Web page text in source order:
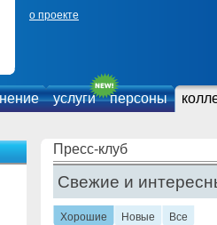
о проекте
услуги персоны
Пресс-клуб
Свежие и
Хорошие Новые Все